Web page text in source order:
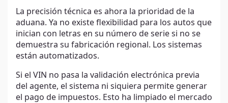
La precisión técnica es ahora la prioridad de la
aduana. Ya no existe flexibilidad para los autos que
inician con letras en su número de serie si no se
demuestra su fabricación regional. Los sistemas
están automatizados.
Si el VIN no pasa la validación electrónica previa
del agente, el sistema ni siquiera permite generar
el pago de impuestos. Esto ha limpiado el mercado